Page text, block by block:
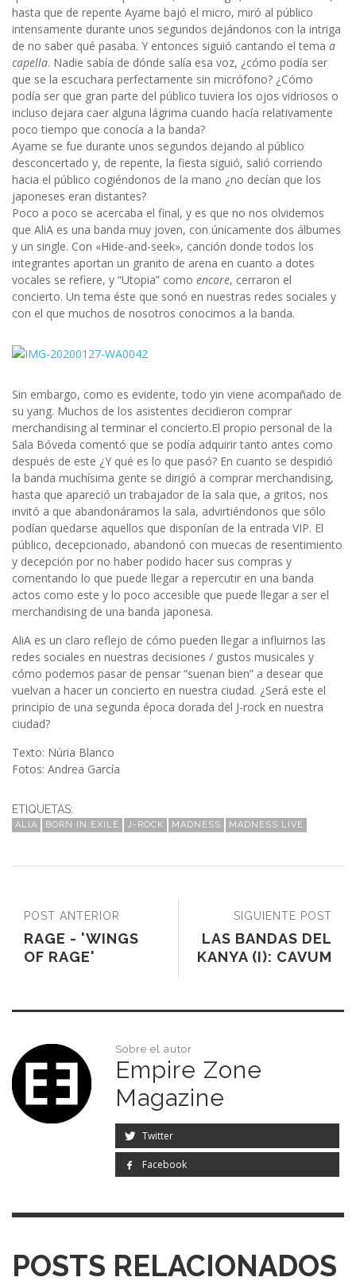
hasta que de repente Ayame bajó el micro, miró al público
intensamente durante unos segundos dejándonos con la intriga
de no saber qué pasaba. Y entonces siguió cantando el tema a
capella. Nadie sabía de dónde salía esa voz, ¿cómo podía ser
que se la escuchara perfectamente sin micrófono? ¿Cómo
podía ser que gran parte del público tuviera los ojos vidriosos o
incluso dejara caer alguna lágrima cuando hacía relativamente
poco tiempo que conocía a la banda?
Ayame se fue durante unos segundos dejando al público
desconcertado y, de repente, la fiesta siguió, salió corriendo
hacia el público cogiéndonos de la mano ¿no decían que los
japoneses eran distantes?
Poco a poco se acercaba el final, y es que no nos olvidemos
que AliA es una banda muy joven, con únicamente dos álbumes
y un single. Con «Hide-and-seek», canción donde todos los
integrantes aportan un granito de arena en cuanto a dotes
vocales se refiere, y “Utopia” como encore, cerraron el
concierto. Un tema éste que sonó en nuestras redes sociales y
con el que muchos de nosotros conocimos a la banda.
Sin embargo, como es evidente, todo yin viene acompañado de
su yang. Muchos de los asistentes decidieron comprar
merchandising al terminar el concierto.El propio personal de la
Sala Bóveda comentó que se podía adquirir tanto antes como
después de este ¿Y qué es lo que pasó? En cuanto se despidió
la banda muchísima gente se dirigió a comprar merchandising,
hasta que apareció un trabajador de la sala que, a gritos, nos
invitó a que abandonáramos la sala, advirtiéndonos que sólo
podían quedarse aquellos que disponían de la entrada VIP. El
público, decepcionado, abandonó con muecas de resentimiento
y decepción por no haber podido hacer sus compras y
comentando lo que puede llegar a repercutir en una banda
actos como este y lo poco accesible que puede llegar a ser el
merchandising de una banda japonesa.
AliA es un claro reflejo de cómo pueden llegar a influirnos las
redes sociales en nuestras decisiones / gustos musicales y
cómo podemos pasar de pensar “suenan bien” a desear que
vuelvan a hacer un concierto en nuestra ciudad. ¿Será este el
principio de una segunda época dorada del J-rock en nuestra
ciudad?
Texto: Núria Blanco
Fotos: Andrea García
ETIQUETAS:
ALIA BORN IN EXILE J-ROCK MADNESS MADNESS LIVE
SIGUIENTE POST
LAS BANDAS DEL
KANYA (I): CAVUM
POST ANTERIOR
RAGE - 'WINGS
OF RAGE'
Sobre el autor
Empire Zone
Magazine
Twitter
Facebook
POSTS RELACIONADOS